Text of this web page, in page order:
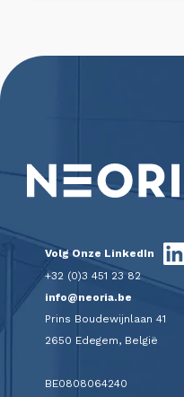
Volg Onze LinkedIn
+32 (0)3 451 23 82
info@neoria.be
Prins Boudewijnlaan 41
2650 Edegem, België
BE0808064240